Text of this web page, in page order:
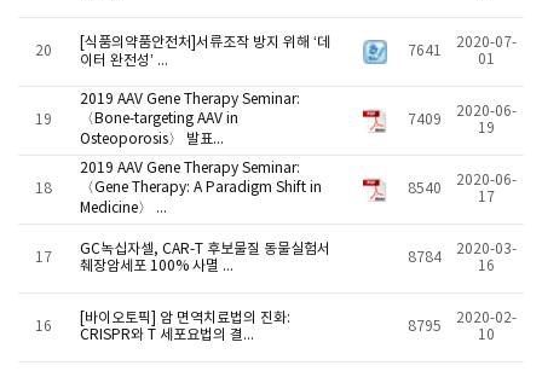
20
[식품의약품안전처]서류조작 방지 위해 ‘데
이터 완전성’ ...
7641
2020-07-
01
19
2019 AAV Gene Therapy Seminar:
〈Bone-targeting AAV in
Osteoporosis〉 발표...
7409
2020-06-
19
18
2019 AAV Gene Therapy Seminar:
〈Gene Therapy: A Paradigm Shift in
Medicine〉 ...
8540
2020-06-
17
17
GC녹십자셀, CAR-T 후보물질 동물실험서
췌장암세포 100% 사멸 ...
8784
2020-03-
16
16
[바이오토픽] 암 면역치료법의 진화:
CRISPR와 T 세포요법의 결...
8795
2020-02-
10